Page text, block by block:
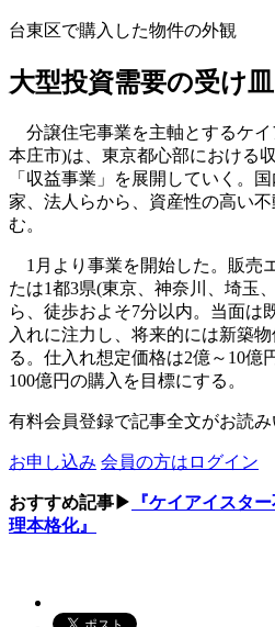
台東区で購入した物件の外観
大型投資需要の受け
分譲住宅事業を主軸とするケイ
本庄市)は、東京都心部における
「収益事業」を展開していく。
家、法人らから、資産性の高い
む。
1月より事業を開始した。販売
たは1都3県(東京、神奈川、埼玉
ら、徒歩およそ7分以内。当面は
入れに注力し、将来的には新築
る。仕入れ想定価格は2億～10億
100億円の購入を目標にする。
有料会員登録で記事全文がお読
お申し込み 会員の方はログイン
おすすめ記事▶
『ケイアイスタ
理本格化』